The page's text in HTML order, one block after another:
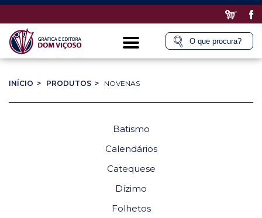
INÍCIO > PRODUTOS > NOVENAS
Batismo
Calendários
Catequese
Dízimo
Folhetos